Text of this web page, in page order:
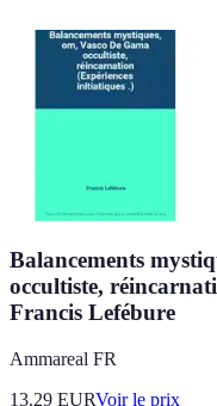
Balancements
occultiste,
Francis Lefébure
Ammareal FR
13.29 EURVoir le prix